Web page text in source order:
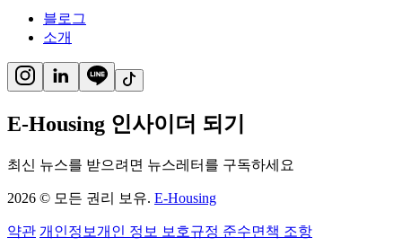
블로그
소개
E-Housing 인사이더 되기
최신 뉴스를 받으려면 뉴스레터를 구독하세요
2026 © 모든 권리 보유. E-Housing
약관 개인정보개인 정보 보호규정 준수면책 조항